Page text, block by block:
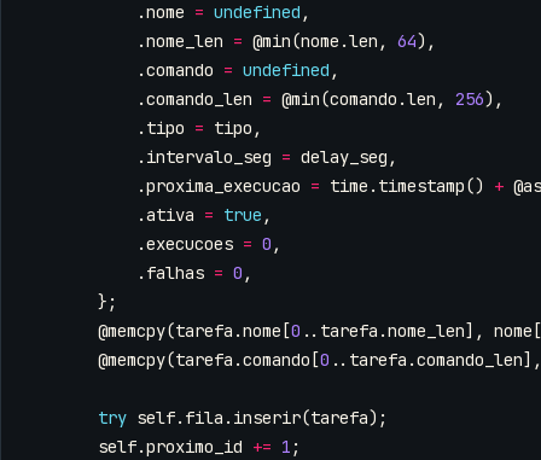
.nome = undefined ,
.nome_len = @min(nome .len , 64),
.comando = undefined ,
.comando_len = @min(comando .len , 256),
. tipo = tipo ,
. intervalo_seg = delay_seg ,
.proxima_execucao = time . timestamp() + @as
.ativa = true ,
.execucoes = 0 ,
. falhas = 0 ,
};
@memcpy(tarefa .nome [0 .. tarefa .nome_len], nome [
@memcpy(tarefa .comando [0 .. tarefa .comando_len],
try self. fila . inserir(tarefa);
self.proximo_id += 1 ;